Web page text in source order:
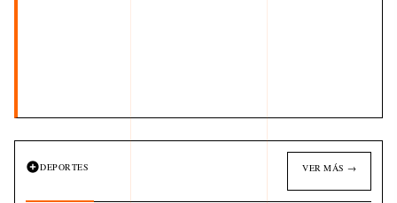
DEPORTES VER MÁS →